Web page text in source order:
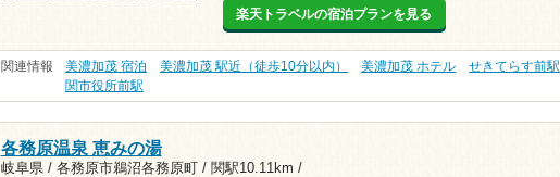
楽天トラベルの宿泊プランを見る
関連情報 美濃加茂 宿泊 美濃加茂 駅近（徒歩10分以内） 美濃加茂 ホテル せきてらす前駅
関市役所前駅
各務原温泉 恵みの湯
岐阜県 / 各務原市鵜沼各務原町 / 関駅10.11km /